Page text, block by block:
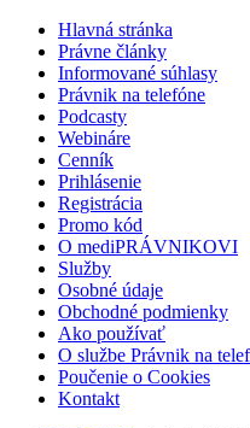
Hlavná stránka
Právne články
Informované súhlasy
Právnik na telefóne
Podcasty
Webináre
Cenník
Prihlásenie
Registrácia
Promo kód
O mediPRÁVNIKOVI
Služby
Osobné údaje
Obchodné podmienky
Ako používať
O službe Právnik na
Poučenie o Cookies
Kontakt